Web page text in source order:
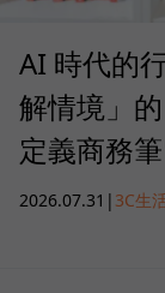
AI 時代的
解情境」
定義商務
2026.07.31 | 3C生